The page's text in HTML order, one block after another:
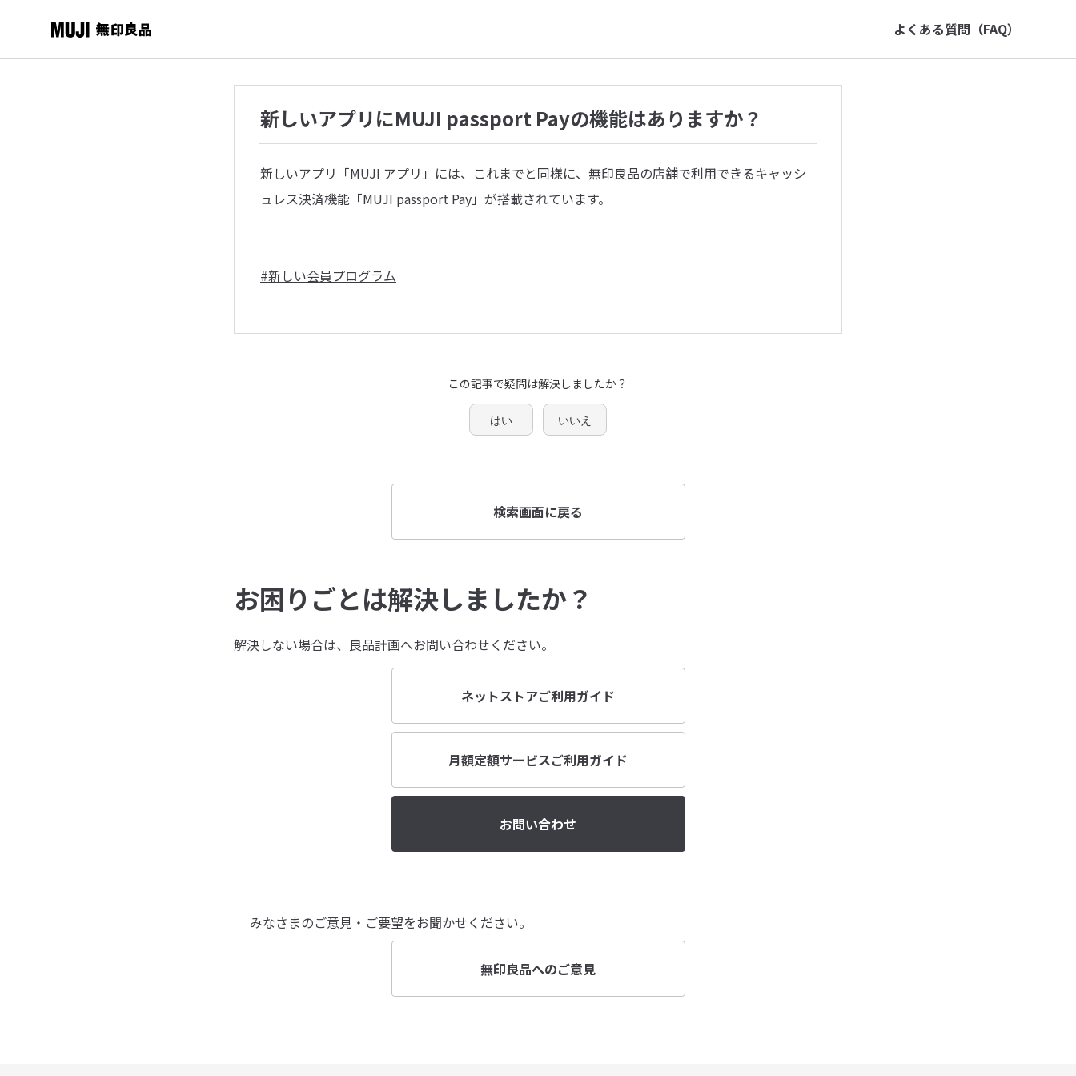
よくある質問（FAQ）
新しいアプリにMUJI passport Payの機能はありますか？
新しいアプリ「MUJI アプリ」には、これまでと同様に、無印良品の店舗で利用できるキャッシ
ュレス決済機能「MUJI passport Pay」が搭載されています。
#新しい会員プログラム
この記事で疑問は解決しましたか？
はい いいえ
検索画面に戻る
お困りごとは解決しましたか？
解決しない場合は、良品計画へお問い合わせください。
ネットストアご利用ガイド
月額定額サービスご利用ガイド
お問い合わせ
みなさまのご意見・ご要望をお聞かせください。
無印良品へのご意見